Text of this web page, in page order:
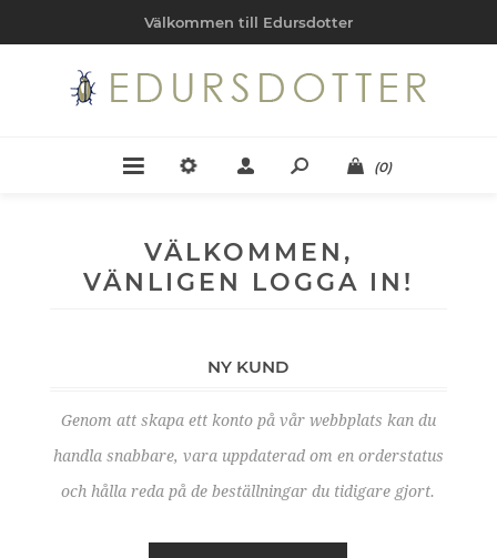
Välkommen till Edursdotter
(0)
VÄLKOMMEN,
VÄNLIGEN LOGGA IN!
NY KUND
Genom att skapa ett konto på vår webbplats kan du
handla snabbare, vara uppdaterad om en orderstatus
och hålla reda på de beställningar du tidigare gjort.